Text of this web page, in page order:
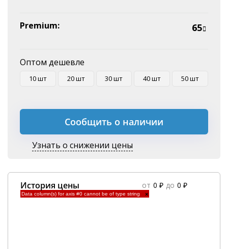
Premium: 65
Оптом дешевле
10 шт 20 шт 30 шт 40 шт 50 шт
Сообщить о наличии
Узнать о снижении цены
История цены от 0 ₽ до 0 ₽
Data column(s) for axis #0 cannot be of type string ×